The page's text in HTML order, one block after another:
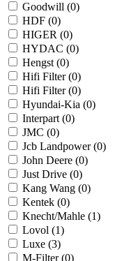
Goodwill (0)
HDF (0)
HIGER (0)
HYDAC (0)
Hengst (0)
Hifi Filter (0)
Hifi Filter (0)
Hyundai-Kia (0)
Interpart (0)
JMC (0)
Jcb Landpower (0)
John Deere (0)
Just Drive (0)
Kang Wang (0)
Kentek (0)
Knecht/Mahle (1)
Lovol (1)
Luxe (3)
M-Filter (0)